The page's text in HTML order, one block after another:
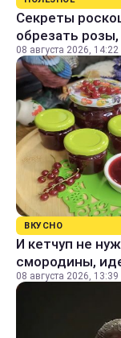
Секреты
обрезать
08 августа 2026, 14:22
ВКУСНО
И кетчуп не
смородины,
08 августа 2026, 13:39